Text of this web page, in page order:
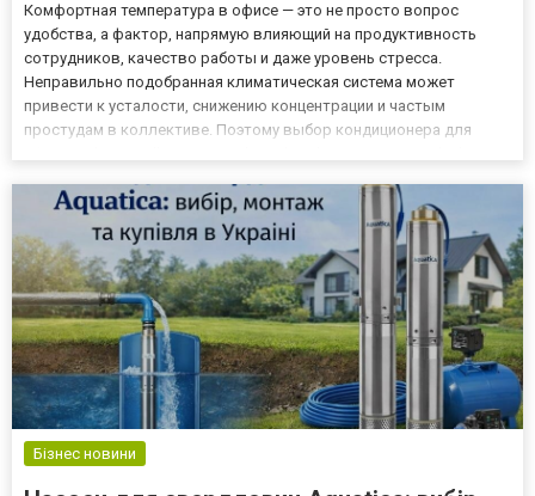
Комфортная температура в офисе — это не просто вопрос
удобства, а фактор, напрямую влияющий на продуктивность
сотрудников, качество работы и даже уровень стресса.
Неправильно подобранная климатическая система может
привести к усталости, снижению концентрации и частым
простудам в коллективе. Поэтому выбор кондиционера для
площадь помещения, к...
Бізнес новини